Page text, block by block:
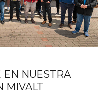
EN NUESTRA
MIVALT